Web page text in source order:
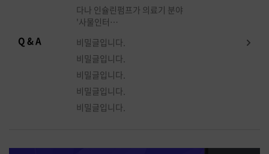
다나 인슐린펌프가 의료기 분야
'사물인터…
Q & A
비밀글입니다.
비밀글입니다.
비밀글입니다.
비밀글입니다.
비밀글입니다.